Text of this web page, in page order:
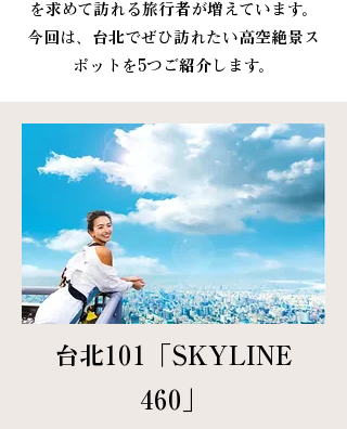
を求めて訪れる旅行者が増えています。
今回は、台北でぜひ訪れたい高空絶景ス
ポットを5つご紹介します。
台北101「SKYLINE
460」